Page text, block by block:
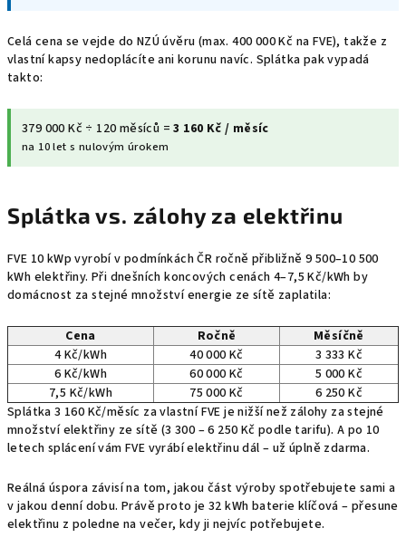
Celá cena se vejde do NZÚ úvěru (max. 400 000 Kč na FVE), takže z
vlastní kapsy nedoplácíte ani korunu navíc. Splátka pak vypadá
takto:
379 000 Kč ÷ 120 měsíců =3 160 Kč / měsíc
na 10 let s nulovým úrokem
Splátka vs. zálohy za elektřinu
FVE 10 kWp vyrobí v podmínkách ČR ročně přibližně 9 500–10 500
kWh elektřiny. Při dnešních koncových cenách 4–7,5 Kč/kWh by
domácnost za stejné množství energie ze sítě zaplatila:
Cena Ročně
Měsíčně
4 Kč/kWh
40 000 Kč
3 333 Kč
6 Kč/kWh
60 000 Kč
5 000 Kč
7,5 Kč/kWh
75 000 Kč
6 250 Kč
Splátka 3 160 Kč/měsíc za vlastní FVE je nižší než zálohy za stejné
množství elektřiny ze sítě (3 300 – 6 250 Kč podle tarifu). A po 10
letech splácení vám FVE vyrábí elektřinu dál – už úplně zdarma.
Reálná úspora závisí na tom, jakou část výroby spotřebujete sami a
v jakou denní dobu. Právě proto je 32 kWh baterie klíčová – přesune
elektřinu z poledne na večer, kdy ji nejvíc potřebujete.